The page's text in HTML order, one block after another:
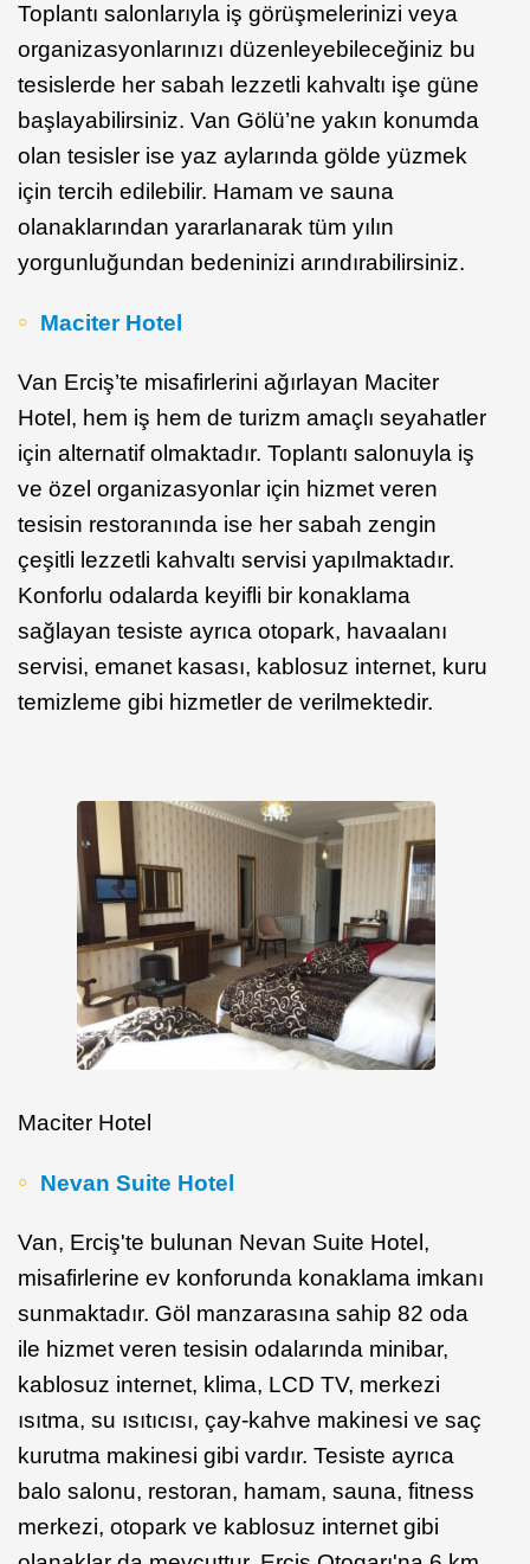
Toplantı salonlarıyla iş görüşmelerinizi veya
organizasyonlarınızı düzenleyebileceğiniz bu
tesislerde her sabah lezzetli kahvaltı işe güne
başlayabilirsiniz. Van Gölü’ne yakın konumda
olan tesisler ise yaz aylarında gölde yüzmek
için tercih edilebilir. Hamam ve sauna
olanaklarından yararlanarak tüm yılın
yorgunluğundan bedeninizi arındırabilirsiniz.
Maciter Hotel
Van Erciş’te misafirlerini ağırlayan Maciter
Hotel, hem iş hem de turizm amaçlı seyahatler
için alternatif olmaktadır. Toplantı salonuyla iş
ve özel organizasyonlar için hizmet veren
tesisin restoranında ise her sabah zengin
çeşitli lezzetli kahvaltı servisi yapılmaktadır.
Konforlu odalarda keyifli bir konaklama
sağlayan tesiste ayrıca otopark, havaalanı
servisi, emanet kasası, kablosuz internet, kuru
temizleme gibi hizmetler de verilmektedir.
Maciter Hotel
Nevan Suite Hotel
Van, Erciş'te bulunan Nevan Suite Hotel,
misafirlerine ev konforunda konaklama imkanı
sunmaktadır. Göl manzarasına sahip 82 oda
ile hizmet veren tesisin odalarında minibar,
kablosuz internet, klima, LCD TV, merkezi
ısıtma, su ısıtıcısı, çay-kahve makinesi ve saç
kurutma makinesi gibi vardır. Tesiste ayrıca
balo salonu, restoran, hamam, sauna, fitness
merkezi, otopark ve kablosuz internet gibi